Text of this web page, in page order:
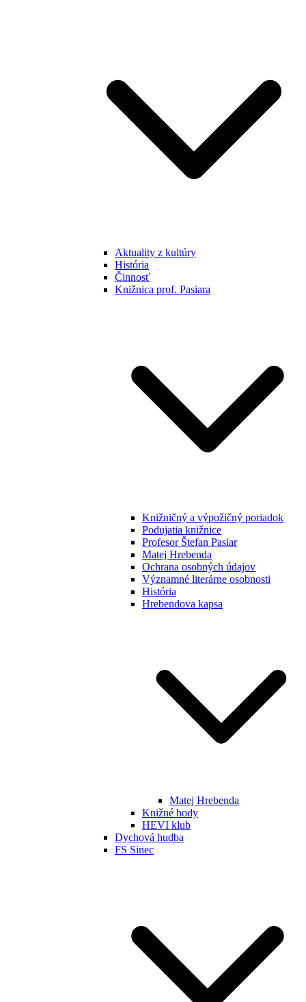
Aktuality z kultúry
História
Činnosť
Knižnica prof. Pasiara
Knižničný a výpožičný poriadok
Podujatia knižnice
Profesor Štefan Pasiar
Matej Hrebenda
Ochrana osobných údajov
Významné literárne osobnosti
História
Hrebendova kapsa
Matej Hrebenda
Knižné hody
HEVI klub
Dychová hudba
FS Sinec